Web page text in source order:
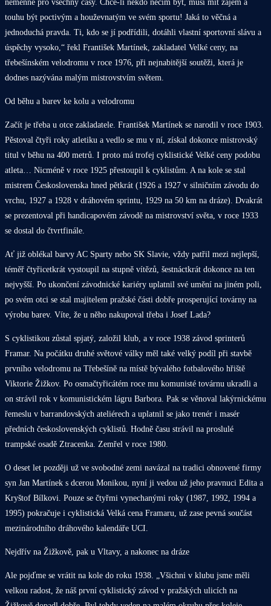
neměnné pro všechny časy. Chce-li někdo něčím být, musí mít zájem a
touhu být poctivým a houževnatým ve svém sportu! Jaká to věčná a
jednoduchá pravda. Ti, kdo se jí podřídili, dotáhli vlastní sportovní slávu a
úspěchy vysoko,“ řekl František Martínek, zakladatel Velké ceny, na
třebešínském velodromu v roce 1976, při nejnabitější soutěži, která je
dodnes nazývána malým mistrovstvím světem.
Od běhu a barev ke kolu a velodromu
Začít je třeba u otce zakladatele. František Martínek se narodil v roce 1903.
Pěstoval čtyři roky atletiku a vedlo se mu v ní, získal dokonce mistrovský
titul v běhu na 400 metrů. I proto má trofej cyklistické Velké ceny podobu
atleta… Nicméně v roce 1925 přestoupil k cyklistům. A na kole se stal
mistrem Československa hned pětkrát (1926 a 1927 v silničním závodu do
vrchu, 1927 a 1928 v dráhovém sprintu, 1929 na 50 km na dráze). Dvakrát
se prezentoval při handicapovém závodě na mistrovství světa, v roce 1933
se dostal do čtvrtfinále.
Ať již oblékal barvy AC Sparty nebo SK Slavie, vždy patřil mezi nejlepší,
téměř čtyřicetkrát vystoupil na stupně vítězů, šestnáctkrát dokonce na ten
nejvyšší. Po ukončení závodnické kariéry uplatnil své umění na jiném poli,
po svém otci se stal majitelem pražské části dobře prosperující továrny na
výrobu barev. Víte, že u něho nakupoval třeba i Josef Lada?
S cyklistikou zůstal spjatý, založil klub, a v roce 1938 závod sprinterů
Framar. Na počátku druhé světové války měl také velký podíl při stavbě
prvního velodromu na Třebešíně na místě bývalého fotbalového hřiště
Viktorie Žižkov. Po osmačtyřicátém roce mu komunisté továrnu ukradli a
on strávil rok v komunistickém lágru Barbora. Pak se věnoval lakýrnickému
řemeslu v barrandovských ateliérech a uplatnil se jako trenér i masér
předních československých cyklistů. Hodně času strávil na proslulé
trampské osadě Ztracenka. Zemřel v roce 1980.
O deset let později už ve svobodné zemi navázal na tradici obnovené firmy
syn Jan Martínek s dcerou Monikou, nyní ji vedou už jeho pravnuci Edita a
Kryštof Bílkovi. Pouze se čtyřmi vynechanými roky (1987, 1992, 1994 a
1995) pokračuje i cyklistická Velká cena Framaru, už zase pevná součást
mezinárodního dráhového kalendáře UCI.
Nejdřív na Žižkově, pak u Vltavy, a nakonec na dráze
Ale pojďme se vrátit na kole do roku 1938. „Všichni v klubu jsme měli
velkou radost, že náš první cyklistický závod v pražských ulicích na